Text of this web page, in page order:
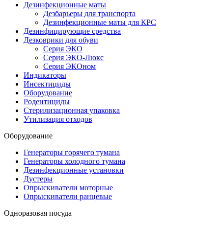
Дезинфекционные маты
Дезбарьеры для транспорта
Дезинфекционные маты для КРС
Дезинфицирующие средства
Дезковрики для обуви
Серия ЭКО
Серия ЭКО-Люкс
Серия ЭКОном
Индикаторы
Инсектициды
Оборудование
Родентициды
Стерилизационная упаковка
Утилизация отходов
Оборудование
Генераторы горячего тумана
Генераторы холодного тумана
Дезинфекционные установки
Дустеры
Опрыскиватели моторные
Опрыскиватели ранцевые
Одноразовая посуда